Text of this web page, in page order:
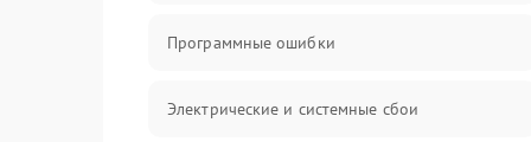
Программные ошибки
Электрические и системные сбои